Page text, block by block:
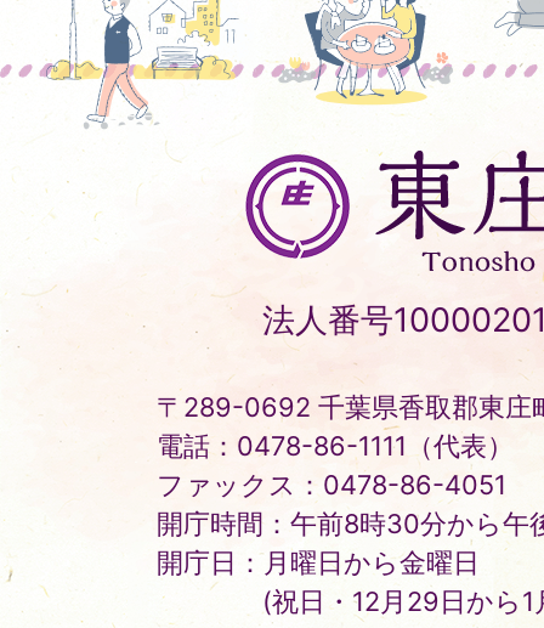
東
庄
町
Tonosho
Town
法人番号
〒289-0692 千葉県香取郡東庄
電話：0478-86-1111（代表）
ファックス：0478-86-4051
開庁時間：午前8時30分から午
開庁日：月曜日から金曜日
(祝日・12月29日から